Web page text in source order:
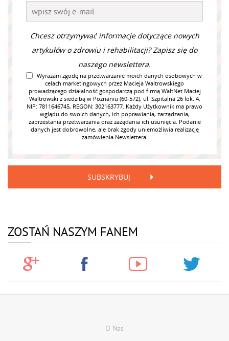
Chcesz otrzymywać informacje dotyczące nowych
artykułów o zdrowiu i rehabilitacji? Zapisz się do
naszego newslettera.
Wyrażam zgodę na przetwarzanie moich danych osobowych w
celach marketingowych przez Macieja Waltrowskiego
prowadzącego działalność gospodarczą pod firmą WaltNet Maciej
Waltrowski z siedzibą w Poznaniu (60-572), ul. Szpitalna 26 lok. 4,
NIP: 7811646745, REGON: 302163777. Każdy Użytkownik ma prawo
wglądu do swoich danych, ich poprawiania, zarządzania,
zaprzestania przetwarzania oraz zażądania ich usunięcia. Podanie
danych jest dobrowolne, ale brak zgody uniemożliwia realizację
zamówienia Newslettera.
SUBSKRYBUJ
ZOSTAŃ NASZYM FANEM
O Nas